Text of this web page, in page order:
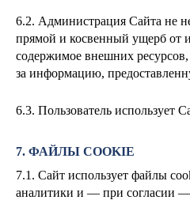
6.2. Администрация Сайта не
прямой и косвенный ущерб от
содержимое внешних
за информацию,
6.3. Пользователь использует
7. ФАЙЛЫ COOKIE
7.1. Сайт использует файлы
аналитики и — при согласии —